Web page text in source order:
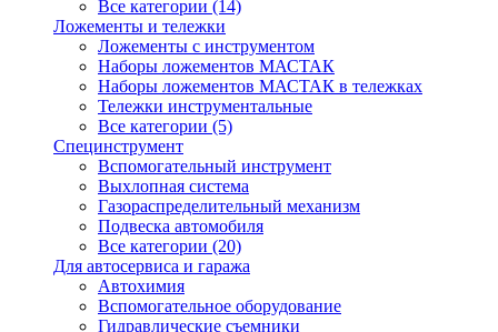
Все категории (14)
Ложементы и тележки
Ложементы с инструментом
Наборы ложементов МАСТАК
Наборы ложементов МАСТАК в тележках
Тележки инструментальные
Все категории (5)
Специнструмент
Вспомогательный инструмент
Выхлопная система
Газораспределительный механизм
Подвеска автомобиля
Все категории (20)
Для автосервиса и гаража
Автохимия
Вспомогательное оборудование
Гидравлические съемники